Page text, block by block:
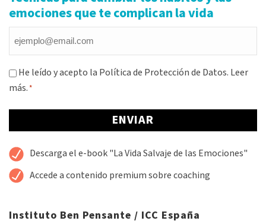
emociones que te complican la vida
Consentimiento
*
He leído y acepto la Política de Protección de Datos. Leer
más.*
Alternative:
Descarga el e-book "La Vida Salvaje de las Emociones"
Accede a contenido premium sobre coaching
Instituto Ben Pensante / ICC España